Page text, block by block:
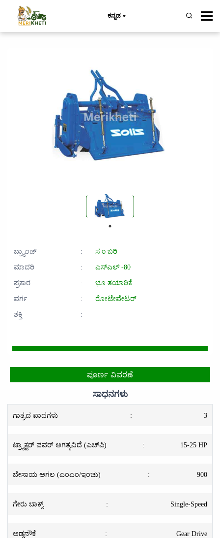
ಕನ್ನಡ
ಬ್ರ್ಯಾಂಡ್ :
ಸ ೦ ಬರಿ
ಮಾದರಿ
:
ಎಸ್‌ಎಲ್ -80
ಪ್ರಕಾರ
:
ಭೂ ತಯಾರಿಕೆ
ವರ್ಗ
:
ರೋಟೇವೇಟರ್
ಶಕ್ತಿ
:
ಪೂರ್ಣ ವಿವರಣೆ
ಸಾಧನಗಳು
ಗಾತ್ರದ ಪಾದಗಳು : 3
ಟ್ರ್ಯಾಕ್ಟರ್ ಪವರ್ ಅಗತ್ಯವಿದೆ (ಎಚ್‌ಪಿ) : 15-25 HP
ಬೇಸಾಯ ಅಗಲ (ಎಂಎಂ/ಇಂಚು) : 900
ಗೇರು ಬಾಕ್ಸ್ : Single-Speed
ಅಡ್ಡನೌಕೆ : Gear Drive